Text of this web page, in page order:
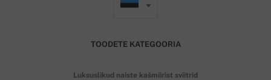
TOODETE KATEGOORIA
Luksuslikud naiste kašmiirist sviitrid